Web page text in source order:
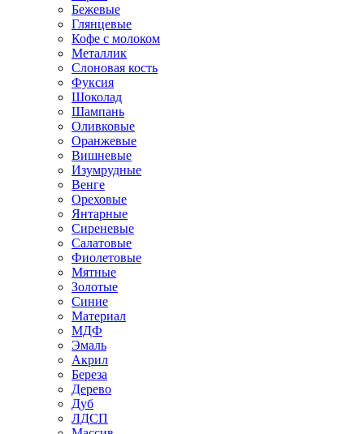
Бежевые
Глянцевые
Кофе с молоком
Металлик
Слоновая кость
Фуксия
Шоколад
Шампань
Оливковые
Оранжевые
Вишневые
Изумрудные
Венге
Ореховые
Янтарные
Сиреневые
Салатовые
Фиолетовые
Мятные
Золотые
Синие
Материал
МДФ
Эмаль
Акрил
Береза
Дерево
Дуб
ЛДСП